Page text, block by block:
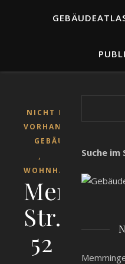
NICHT MEHR
VORHANDENE
GEBÄUDE
,
WOHNHÄUSER
Str.
52
Suche